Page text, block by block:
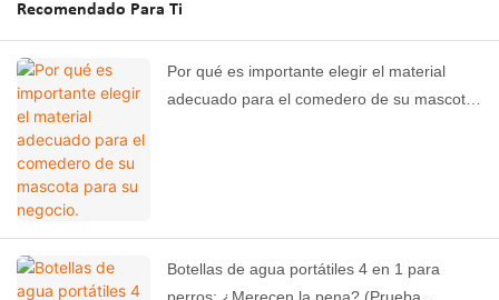
Recomendado Para Ti
Por qué es importante elegir el material
adecuado para el comedero de su mascota
Botellas de agua portátiles 4 en 1 para